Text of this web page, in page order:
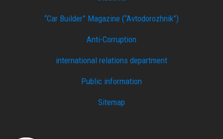
“Car Builder” Magazine (“Avtodorozhnik”)
Anti-Corruption
international relations department
Public information
Sitemap